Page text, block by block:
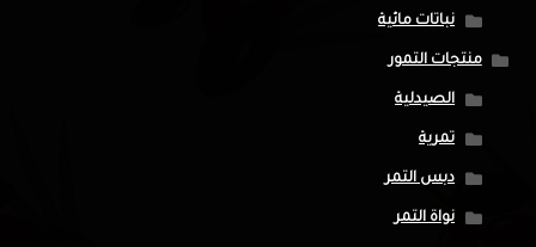
نباتات مائية
منتجات التمور
الصيدلية
تمرية
دبس التمر
نواة التمر